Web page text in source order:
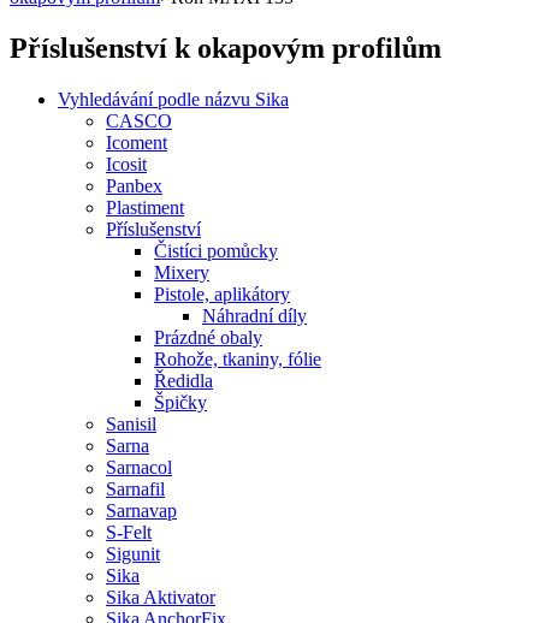
Příslušenství k okapovým profilům
Vyhledávání podle názvu Sika
CASCO
Icoment
Icosit
Panbex
Plastiment
Příslušenství
Čistíci pomůcky
Mixery
Pistole, aplikátory
Náhradní díly
Prázdné obaly
Rohože, tkaniny, fólie
Ředidla
Špičky
Sanisil
Sarna
Sarnacol
Sarnafil
Sarnavap
S-Felt
Sigunit
Sika
Sika Aktivator
Sika AnchorFix